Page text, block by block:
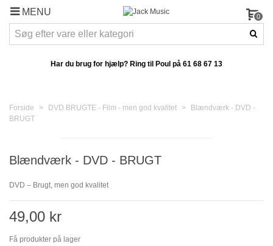
MENU 0
Har du brug for hjælp? Ring til Poul på 61 68 67 13
Forside > DVD BRUGTE - Film - men god kvalitet >
Blændværk - DVD -
BRUGT
Blændværk - DVD - BRUGT
DVD – Brugt, men god kvalitet
49,00 kr
Få produkter på lager